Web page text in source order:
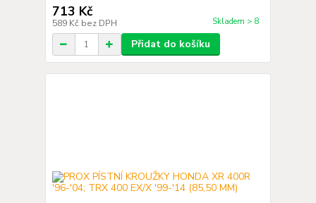
713 Kč
589 Kč bez DPH Skladem > 8
Přidat do košíku